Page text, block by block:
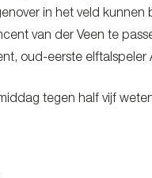
in het veld
van der Veen te
oud-eerste
tegen half vijf